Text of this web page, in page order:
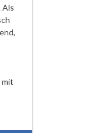
Als
mit